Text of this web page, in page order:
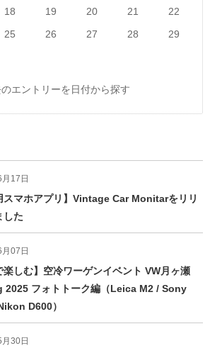
18 19 20 21
22
25 26 27 28
29
エントリーを日付から探す
17日
スマホアプリ】Vintage Car Monitarをリリ
した
07日
楽しむ】空冷ワーゲンイベント VW月ヶ瀬
2025 フォトトーク編（Leica M2 / Sony
D600）
30日